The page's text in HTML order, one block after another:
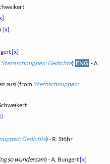
[x]
[x]
Sternschnuppen; Gedichte) ENG - A.
aus) (from Sternschnuppen;
Gedichte) - R. Stöhr
so wundersam) - A. Bungert[x]